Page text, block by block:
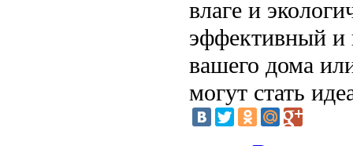
влаге и
эффективный и
вашего дома
могут стать